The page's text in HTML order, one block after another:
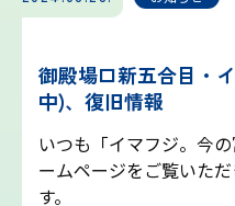
御殿場ルート
須走ルート
御殿場口新五合目・
中)、復旧情報
いつも「イマフジ。今
ームページをご覧いた
す。